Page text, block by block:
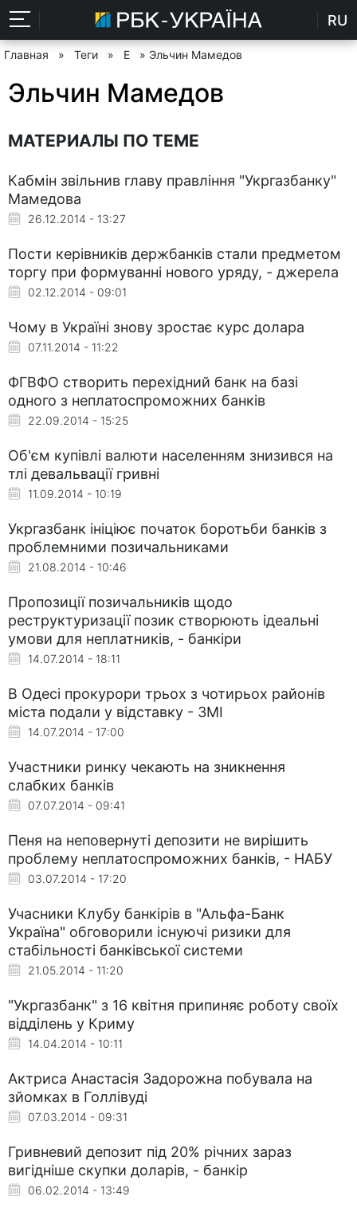
RU
Главная » Теги » Е » Эльчин Мамедов
Эльчин Мамедов
МАТЕРИАЛЫ ПО ТЕМЕ
Кабмін звільнив главу правління "Укргазбанку"
Мамедова
26.12.2014 - 13:27
Пости керівників держбанків стали предметом
торгу при формуванні нового уряду, - джерела
02.12.2014 - 09:01
Чому в Україні знову зростає курс долара
07.11.2014 - 11:22
ФГВФО створить перехідний банк на базі
одного з неплатоспроможних банків
22.09.2014 - 15:25
Об'єм купівлі валюти населенням знизився на
тлі девальвації гривні
11.09.2014 - 10:19
Укргазбанк ініціює початок боротьби банків з
проблемними позичальниками
21.08.2014 - 10:46
Пропозиції позичальників щодо
реструктуризації позик створюють ідеальні
умови для неплатників, - банкіри
14.07.2014 - 18:11
В Одесі прокурори трьох з чотирьох районів
міста подали у відставку - ЗМІ
14.07.2014 - 17:00
Участники ринку чекають на зникнення
слабких банків
07.07.2014 - 09:41
Пеня на неповернуті депозити не вирішить
проблему неплатоспроможних банків, - НАБУ
03.07.2014 - 17:20
Учасники Клубу банкірів в "Альфа-Банк
Україна" обговорили існуючі ризики для
стабільності банківської системи
21.05.2014 - 11:20
"Укргазбанк" з 16 квітня припиняє роботу своїх
відділень у Криму
14.04.2014 - 10:11
Актриса Анастасія Задорожна побувала на
зйомках в Голлівуді
07.03.2014 - 09:31
Гривневий депозит під 20% річних зараз
вигідніше скупки доларів, - банкір
06.02.2014 - 13:49